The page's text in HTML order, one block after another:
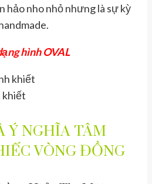
hảo nho nhỏ nhưng là sự kỳ
hình OVAL
khiết
Ý NGHĨA TÂM
VÒNG ĐỒNG